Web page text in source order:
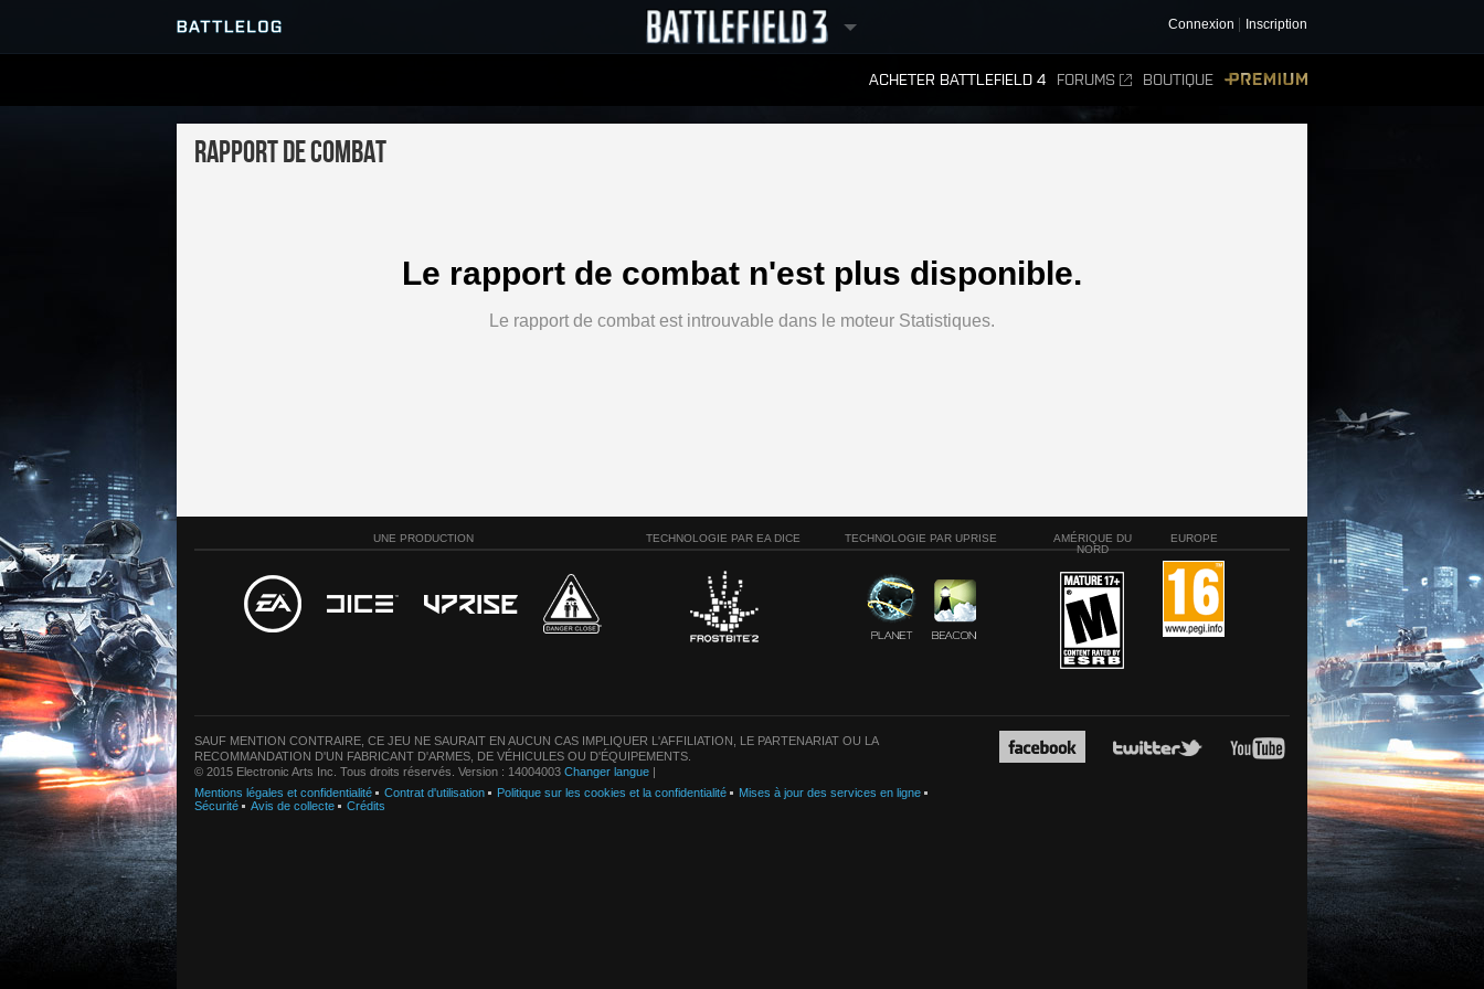
Connexion Inscription
ACHETER BATTLEFIELD 4 FORUMS BOUTIQUE
SERVEURS
Rapport de combat
Le rapport de combat n'est plus disponible.
Le rapport de combat est introuvable dans le moteur Statistiques.
UNE PRODUCTION TECHNOLOGIE PAR EA DICE TECHNOLOGIE PAR UPRISE
AMÉRIQUE DU
NORD
EUROPE
SAUF MENTION CONTRAIRE, CE JEU NE SAURAIT EN AUCUN CAS IMPLIQUER L'AFFILIATION, LE PARTENARIAT OU LA
RECOMMANDATION D'UN FABRICANT D'ARMES, DE VÉHICULES OU D'ÉQUIPEMENTS.
© 2015 Electronic Arts Inc. Tous droits réservés. Version : 14004003 Changer langue |
Mentions légales et confidentialité
Contrat d'utilisation Politique sur les cookies et la confidentialité
Mises à jour des services en ligne
Sécurité
Avis de collecte Crédits